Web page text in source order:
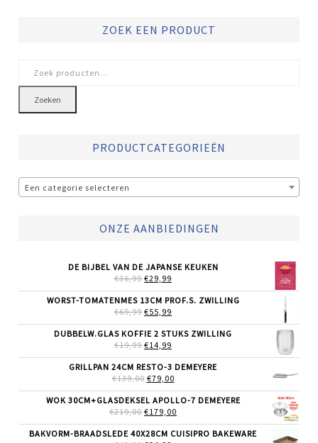
ZOEK EEN PRODUCT
naar:
Zoeken
PRODUCTCATEGORIEËN
Een categorie selecteren
ONZE AANBIEDINGEN
DE BIJBEL VAN DE JAPANSE KEUKEN
€36,99 OORSPRONKELIJKE
WAS:
€36,99.
€29,99
IS:
WORST-TOMATENMES 13CM PROF.S. ZWILLING
€69,99 OORSPRONKELIJKE
WAS:
€69,99.
€55,99
IS:
DUBBELW.GLAS KOFFIE 2 STUKS ZWILLING
€19,99 OORSPRONKELIJKE
WAS:
€19,99.
€14,99
IS:
€14,99.
GRILLPAN 24CM RESTO-3 DEMEYERE
€139,00 OORSPRONKELIJKE
WAS:
€139,00.
€79,00HUIDIGE
IS:
€79,00.
WOK 30CM+GLASDEKSEL APOLLO-7 DEMEYERE
€219,00 OORSPRONKELIJKE
WAS:
€179,00
IS:
BAKVORM-BRAADSLEDE 40X28CM CUISIPRO BAKEWARE